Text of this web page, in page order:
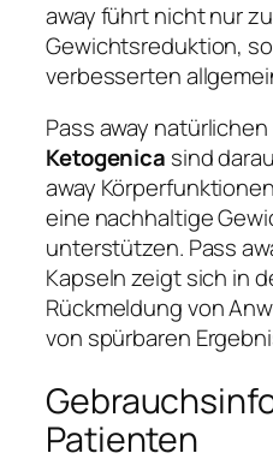
away führt nicht nur
Gewichtsreduktion,
verbesserten
Pass away
Ketogenica sind
away
eine nachhaltige
unterstützen. Pass
Kapseln zeigt sich in
Rückmeldung von
von spürbaren
Patienten